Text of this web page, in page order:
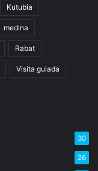
Kutubia
medina
Rabat
Visita guiada
30
26